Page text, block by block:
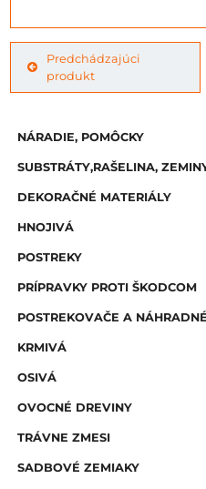
Predchádzajúci
produkt
NÁRADIE, POMÔCKY
SUBSTRÁTY,RAŠELINA,
DEKORAČNÉ MATERIÁLY
HNOJIVÁ
POSTREKY
PRÍPRAVKY PROTI ŠKODCOM
POSTREKOVAČE A
KRMIVÁ
OSIVÁ
OVOCNÉ DREVINY
TRÁVNE ZMESI
SADBOVÉ ZEMIAKY